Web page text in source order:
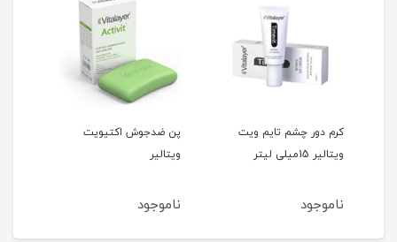
کرم دور چشم تایم ویت
ویتالیر 15میلی لیتر
ناموجود
پن ضدجوش اکتیویت
ویتالیر
ناموجود